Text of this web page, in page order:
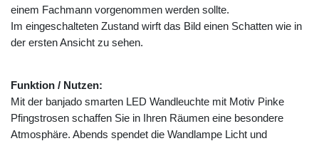
einem Fachmann vorgenommen werden sollte.
Im eingeschalteten Zustand wirft das Bild einen Schatten wie in
der ersten Ansicht zu sehen.
Funktion / Nutzen:
Mit der banjado smarten LED Wandleuchte mit Motiv Pinke
Pfingstrosen schaffen Sie in Ihren Räumen eine besondere
Atmosphäre. Abends spendet die Wandlampe Licht und